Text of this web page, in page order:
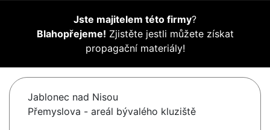
Jste majitelem této firmy?
Blahopřejeme! Zjistěte jestli můžete získat
propagační materiály!
Jablonec nad Nisou
Přemyslova - areál bývalého kluziště